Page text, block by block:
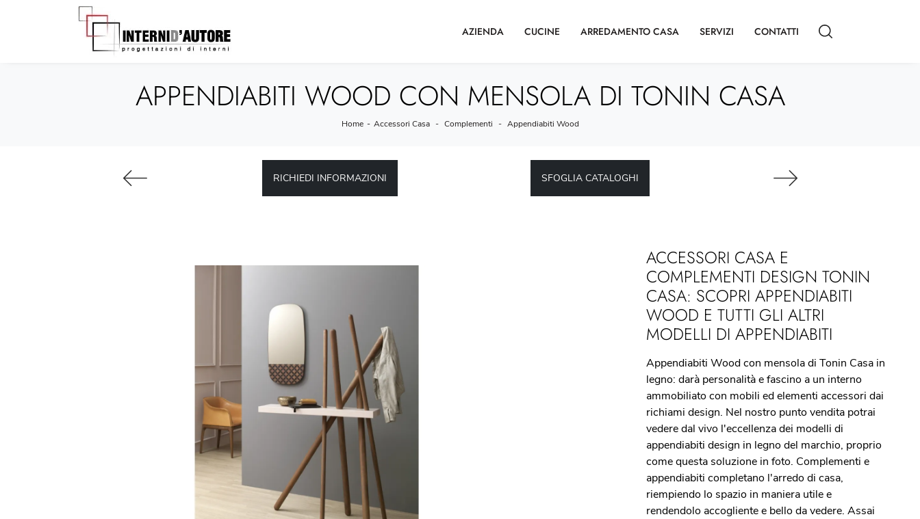
AZIENDA CUCINE ARREDAMENTO CASA SERVIZI CONTATTI
APPENDIABITI WOOD CON MENSOLA DI TONIN CASA
Home - Accessori Casa - Complementi - Appendiabiti Wood
RICHIEDI INFORMAZIONI SFOGLIA CATALOGHI
ACCESSORI CASA E
COMPLEMENTI DESIGN TONIN
CASA: SCOPRI APPENDIABITI
WOOD E TUTTI GLI ALTRI
MODELLI DI APPENDIABITI
Appendiabiti Wood con mensola di Tonin Casa in
legno: darà personalità e fascino a un interno
ammobiliato con mobili ed elementi accessori dai
richiami design. Nel nostro punto vendita potrai
vedere dal vivo l'eccellenza dei modelli di
appendiabiti design in legno del marchio, proprio
come questa soluzione in foto. Complementi e
appendiabiti completano l'arredo di casa,
riempiendo lo spazio in maniera utile e
rendendolo accogliente e bello da vedere. Assai